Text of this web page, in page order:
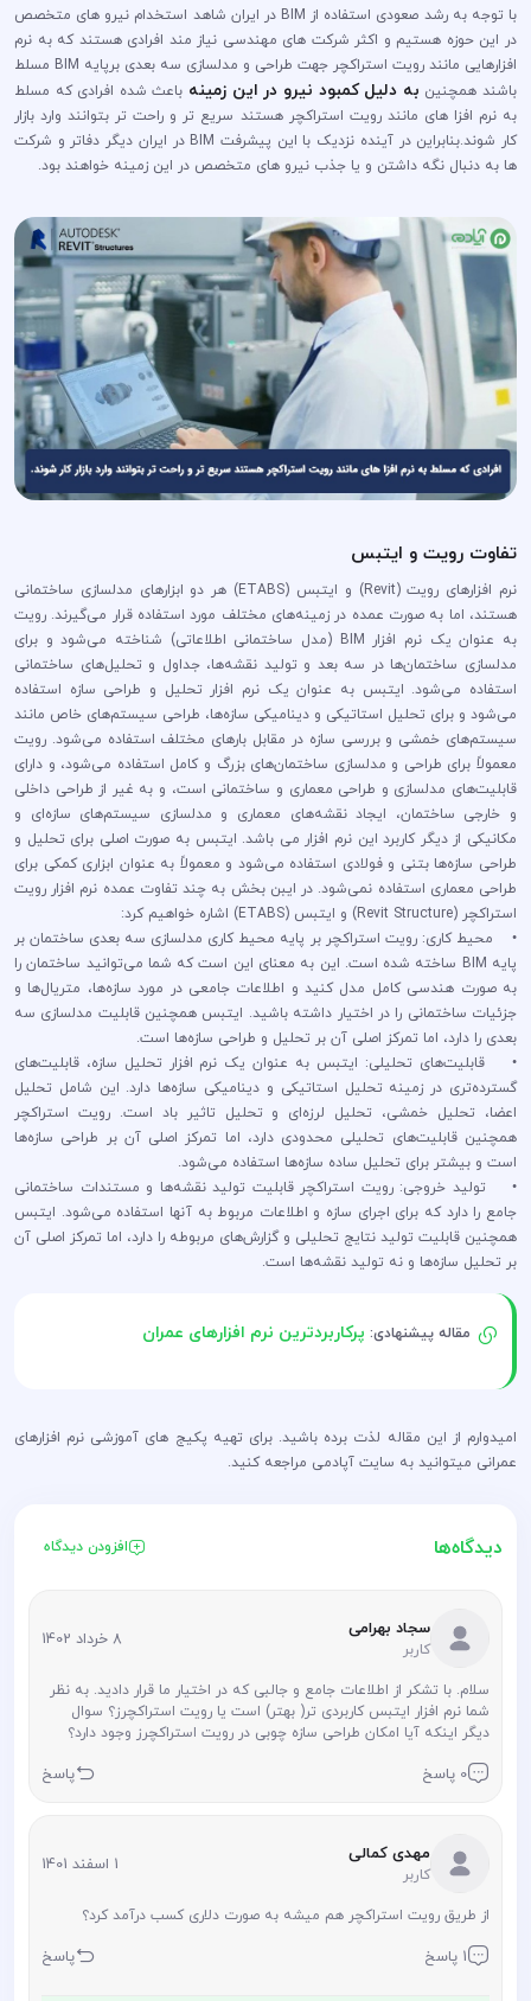
با توجه به رشد صعودی استفاده از BIM در ایران شاهد استخدام نیرو های متخصص
در این حوزه هستیم و اکثر شرکت های مهندسی نیاز مند افرادی هستند که به نرم
افزارهایی مانند رویت استراکچر جهت طراحی و مدلسازی سه بعدی برپایه BIM مسلط
باشند همچنین به دلیل کمبود نیرو در این زمینه باعث شده افرادی که مسلط
به نرم افزا های مانند رویت استراکچر هستند سریع تر و راحت تر بتوانند وارد بازار
کار شوند.بنابراین در آینده نزدیک با این پیشرفت BIM در ایران دیگر دفاتر و شرکت
ها به دنبال نگه داشتن و یا جذب نیرو های متخصص در این زمینه خواهند بود.
تفاوت رویت و ایتبس
نرم افزارهای رویت (Revit) و ایتبس (ETABS) هر دو ابزارهای مدلسازی ساختمانی
هستند، اما به صورت عمده در زمینه‌های مختلف مورد استفاده قرار می‌گیرند. رویت
به عنوان یک نرم افزار BIM (مدل ساختمانی اطلاعاتی) شناخته می‌شود و برای
مدلسازی ساختمان‌ها در سه بعد و تولید نقشه‌ها، جداول و تحلیل‌های ساختمانی
استفاده می‌شود. ایتبس به عنوان یک نرم افزار تحلیل و طراحی سازه استفاده
می‌شود و برای تحلیل استاتیکی و دینامیکی سازه‌ها، طراحی سیستم‌های خاص مانند
سیستم‌های خمشی و بررسی سازه در مقابل بارهای مختلف استفاده می‌شود. رویت
معمولاً برای طراحی و مدلسازی ساختمان‌های بزرگ و کامل استفاده می‌شود، و دارای
قابلیت‌های مدلسازی و طراحی معماری و ساختمانی است، و به غیر از طراحی داخلی
و خارجی ساختمان، ایجاد نقشه‌های معماری و مدلسازی سیستم‌های سازه‌ای و
مکانیکی از دیگر کاربرد این نرم افزار می باشد. ایتبس به صورت اصلی برای تحلیل و
طراحی سازه‌ها بتنی و فولادی استفاده می‌شود و معمولاً به عنوان ابزاری کمکی برای
طراحی معماری استفاده نمی‌شود. در ایبن بخش به چند تفاوت عمده نرم افزار رویت
استراکچر (Revit Structure) و ایتبس (ETABS) اشاره خواهیم کرد:
• محیط کاری: رویت استراکچر بر پایه محیط کاری مدلسازی سه بعدی ساختمان بر
پایه BIM ساخته شده است. این به معنای این است که شما می‌توانید ساختمان را
به صورت هندسی کامل مدل کنید و اطلاعات جامعی در مورد سازه‌ها، متریال‌ها و
جزئیات ساختمانی را در اختیار داشته باشید. ایتبس همچنین قابلیت مدلسازی سه
بعدی را دارد، اما تمرکز اصلی آن بر تحلیل و طراحی سازه‌ها است.
• قابلیت‌های تحلیلی: ایتبس به عنوان یک نرم افزار تحلیل سازه، قابلیت‌های
گسترده‌تری در زمینه تحلیل استاتیکی و دینامیکی سازه‌ها دارد. این شامل تحلیل
اعضا، تحلیل خمشی، تحلیل لرزه‌ای و تحلیل تاثیر باد است. رویت استراکچر
همچنین قابلیت‌های تحلیلی محدودی دارد، اما تمرکز اصلی آن بر طراحی سازه‌ها
است و بیشتر برای تحلیل ساده سازه‌ها استفاده می‌شود.
• تولید خروجی: رویت استراکچر قابلیت تولید نقشه‌ها و مستندات ساختمانی
جامع را دارد که برای اجرای سازه و اطلاعات مربوط به آنها استفاده می‌شود. ایتبس
همچنین قابلیت تولید نتایج تحلیلی و گزارش‌های مربوطه را دارد، اما تمرکز اصلی آن
بر تحلیل سازه‌ها و نه تولید نقشه‌ها است.
مقاله پیشنهادی: پرکاربردترین نرم افزارهای عمران
امیدوارم از این مقاله لذت برده باشید. برای تهیه پکیج های آموزشی نرم افزارهای
عمرانی میتوانید به سایت آپادمی مراجعه کنید.
دیدگاه‌ها افزودن دیدگاه
سجاد بهرامی
کاربر 8 خرداد 1402
سلام. با تشکر از اطلاعات جامع و جالبی که در اختیار ما قرار دادید. به نظر
شما نرم افزار ایتبس کاربردی تر( بهتر) است یا رویت استراکچرز؟ سوال
دیگر اینکه آیا امکان طراحی سازه چوبی در رویت استراکچرز وجود دارد؟
0 پاسخ پاسخ
مهدی کمالی
کاربر 1 اسفند 1401
از طریق رویت استراکچر هم میشه به صورت دلاری کسب درآمد کرد؟
1 پاسخ پاسخ